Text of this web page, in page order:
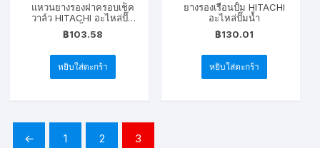
แหวนยางรองฝาครอบเช็ค
วาล์ว HITACHI อะไหล่ปั๊ม
฿103.58
หยิบใส่ตะกร้า
ยางรองเรือนปั้ม HITACHI
อะไหล่ปั๊มน้ำ
฿130.01
หยิบใส่ตะกร้า
← 1 2 3